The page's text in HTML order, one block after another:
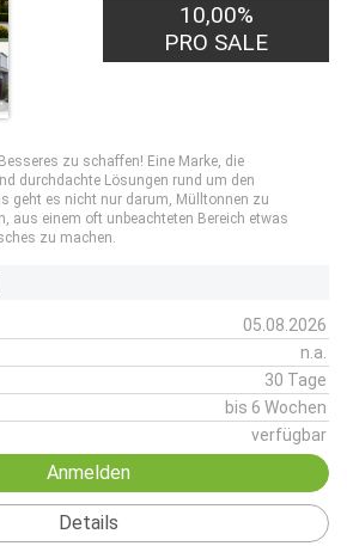
10,00%
PRO SALE
zu schaffen! Eine Marke, die
durchdachte Lösungen rund um den
geht es nicht nur darum, Mülltonnen zu
aus einem oft unbeachteten Bereich etwas
zu machen.
05.08.2026
n.a.
30 Tage
bis 6 Wochen
verfügbar
Anmelden
Details